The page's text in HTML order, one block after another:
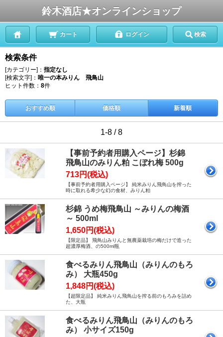
鈴木酒店★オンラインショップ
カート ログイン 検索
検索条件
[カテゴリー]： 指定なし
[検索文字]： 唯一の本みりん 飛鳥山
ヒット件数： 8件
おすすめ順 価格順 新着順
1-8 / 8
【事前予約者用購入ページ】杉錦
飛鳥山のみりん粕 こぼれ梅 500g
713円(税込)
【事前予約者用購入ページ】 純米みりん飛鳥山を搾った
時に取れる希少な幻の食材、みりん粕
杉錦 うめ梅飛鳥山 ～みりんの梅酒
～ 500ml
1,650円(税込)
【限定品】 飛鳥山みりんと無農薬栽培の梅だけで造った
超濃厚梅酒、の500ml瓶
食べるみりん飛鳥山（みりんのもろ
み） 大瓶450g
1,848円(税込)
【超限定品】 純米みりん飛鳥山を搾る前のもろみを詰め
た、大瓶
食べるみりん飛鳥山（みりんのもろ
み） 小サイズ150g